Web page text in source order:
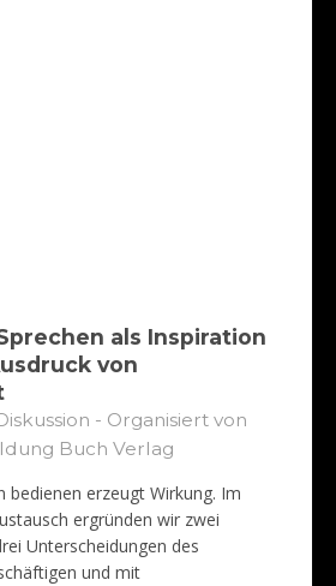
als Inspiration
von
- Organisiert von
Buch Verlag
bedienen erzeugt Wirkung. Im
ergründen wir zwei
Unterscheidungen des
und mit